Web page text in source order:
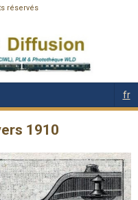
réservés
fr
1910